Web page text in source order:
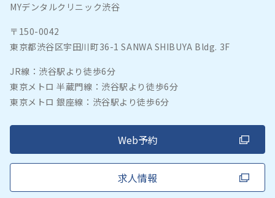
MYデンタルクリニック渋谷
〒150-0042
東京都渋谷区宇田川町36-1 SANWA SHIBUYA Bldg. 3F
JR線：渋谷駅より徒歩6分
東京メトロ 半蔵門線：渋谷駅より徒歩6分
東京メトロ 銀座線：渋谷駅より徒歩6分
Web予約
求人情報